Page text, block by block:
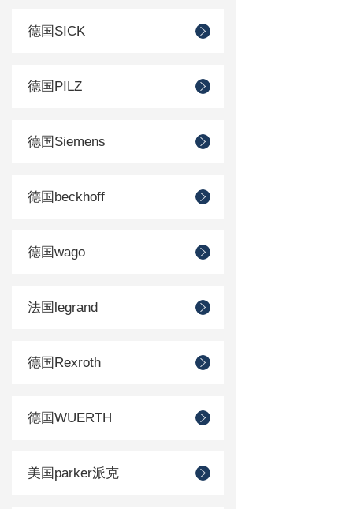
德国SICK
德国PILZ
德国Siemens
德国beckhoff
德国wago
法国legrand
德国Rexroth
德国WUERTH
美国parker派克